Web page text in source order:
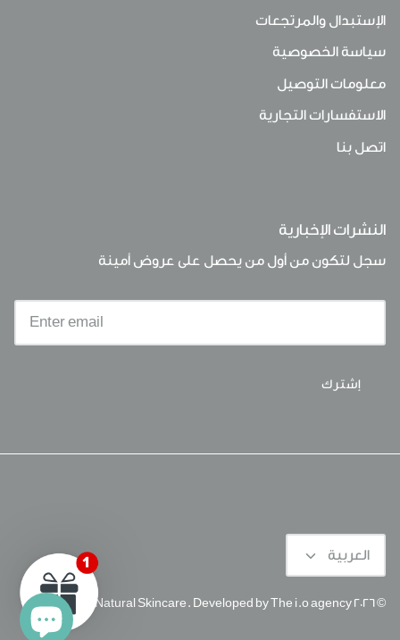
الإستبدال والمرتجعات
سياسة الخصوصية
معلومات التوصيل
الاستفسارات التجارية
اتصل بنا
النشرات الإخبارية
سجل لتكون من أول من يحصل على عروض أمينة
إشترك
Language
العربية
© 2026
Aminas Natural Skincare . Developed by The i.o agency